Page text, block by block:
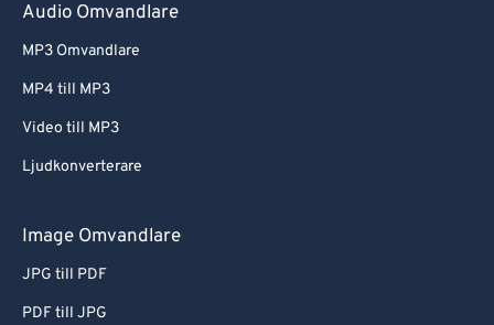
Audio Omvandlare
MP3 Omvandlare
MP4 till MP3
Video till MP3
Ljudkonverterare
Image Omvandlare
JPG till PDF
PDF till JPG